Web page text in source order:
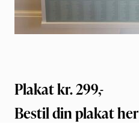
Plakat kr. 299,-
Bestil din plakat her